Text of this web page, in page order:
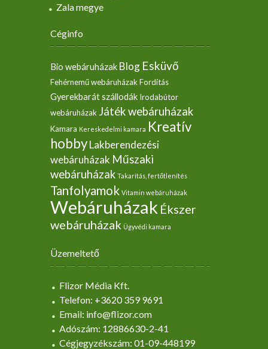
Zala megye
Céginfo
Bio webáruházak Blog Esküvő
Fehérnemű webáruházak Fordítás
Gyerekbarát szállodák Irodabútor
webáruházak Játék webáruházak
Kamara Kereskedelmi kamara Kreatív
hobbyLakberendezési
webáruházak Műszaki
webáruházak Takarítás, fertőtlenítés
Tanfolyamok Vitamin webáruházak
Webáruházak Ékszer
webáruházak Ügyvédi kamara
Üzemeltető
Flizor Média Kft.
Telefon: +3620 359 9691
Email: info@flizor.com
Adószám: 12886630-2-41
Cégjegyzékszám: 01-09-448199